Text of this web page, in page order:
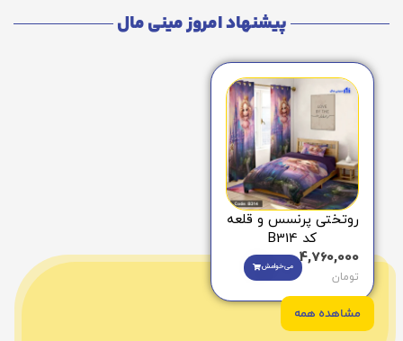
پیشنهاد امروز مینی مال
روتختی پرنسس و قلعه
کد B314
4,760,000
تومان
می‌خوامش
مشاهده همه